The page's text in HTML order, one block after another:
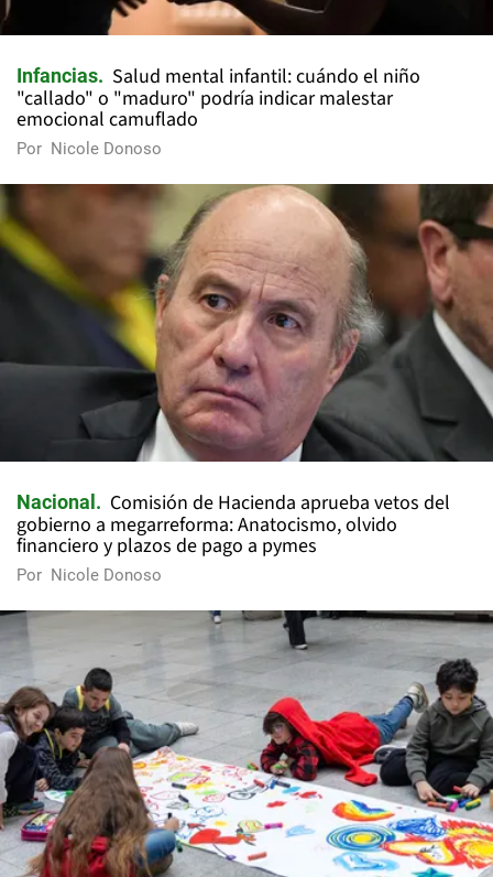
Infancias
Salud mental infantil: cuándo el niño
"callado" o "maduro" podría indicar malestar
emocional camuflado
Por Nicole Donoso
Nacional
Comisión de Hacienda aprueba vetos del
gobierno a megarreforma: Anatocismo, olvido
financiero y plazos de pago a pymes
Por Nicole Donoso